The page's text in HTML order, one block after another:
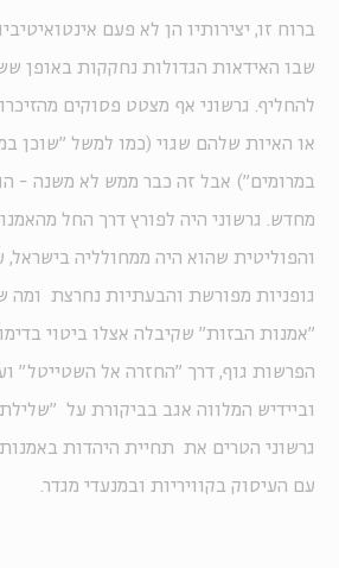
ברוח זו, יצירותיו הן לא פעם
שבו האידאות הגדולות נחקקות באופן
להחליף. גרשוני אף מצטט פסוקים
או האיות שלהם שגוי (כמו למשל "שוכן
במרומים") אבל זה כבר ממש לא משנה -
מחדש. גרשוני היה לפורץ דרך החל
והפוליטית שהוא היה ממחולליה בישראל,
גופניות מפורשת והבעתיות נחרצת ומה
"אמנות הבזות" שקיבלה אצלו ביטוי
הפרשות גוף, דרך "החזרה אל השטייטל"
וביידיש המלווה אגב בביקורת על
גרשוני הטרים את תחיית היהדות
עם העיסוק בקוויריות ובמנעדי מגדר.